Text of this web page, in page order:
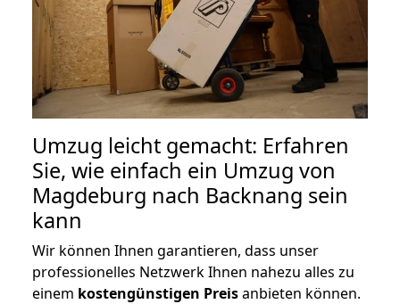
Umzug leicht gemacht: Erfahren
Sie, wie einfach ein Umzug von
Magdeburg nach Backnang sein
kann
Wir können Ihnen garantieren, dass unser
professionelles Netzwerk Ihnen nahezu alles zu
einem kostengünstigen Preisanbieten können.